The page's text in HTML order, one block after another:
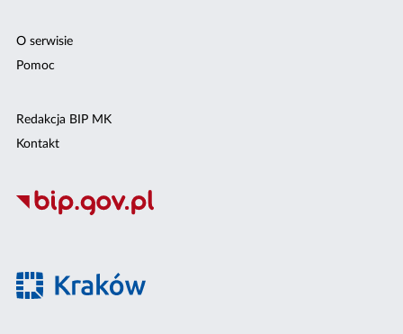
O serwisie
Pomoc
Redakcja BIP MK
Kontakt